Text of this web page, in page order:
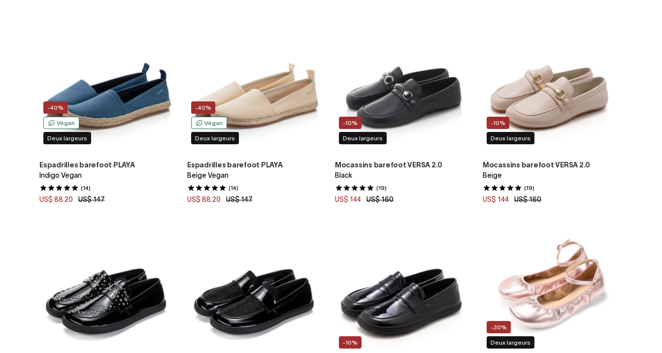
-40%
Végan
Deux largeurs
Espadrilles barefoot PLAYA
Indigo Vegan
(14)
US$ 88.20 US$ 147
-40%
Végan
Deux largeurs
Espadrilles barefoot PLAYA
Beige Vegan
(14)
US$ 88.20 US$ 147
-10%
Deux largeurs
Mocassins barefoot VERSA 2.0
Black
(19)
US$ 144 US$ 160
-10%
Deux largeurs
Mocassins barefoot VERSA 2.0
Beige
(19)
US$ 144 US$ 160
-10%
-30%
Deux largeurs